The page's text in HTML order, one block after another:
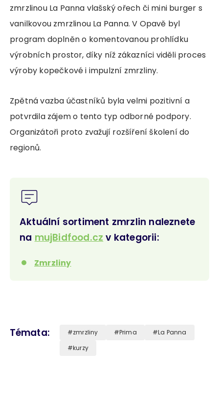
zmrzlinou La Panna vlašský ořech či mini burger s
vanilkovou zmrzlinou La Panna. V Opavě byl
program doplněn o komentovanou prohlídku
výrobních prostor, díky níž zákazníci viděli proces
výroby kopečkové i impulzní zmrzliny.
Zpětná vazba účastníků byla velmi pozitivní a
potvrdila zájem o tento typ odborné podpory.
Organizátoři proto zvažují rozšíření školení do
regionů.
Aktuální sortiment zmrzlin naleznete
na mujBidfood.cz v kategorii:
Zmrzliny
Témata zmrzliny Prima
La Panna
kurzy